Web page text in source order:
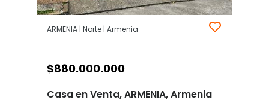
ARMENIA | Norte | Armenia
$880.000.000
Casa en Venta, ARMENIA, Armenia